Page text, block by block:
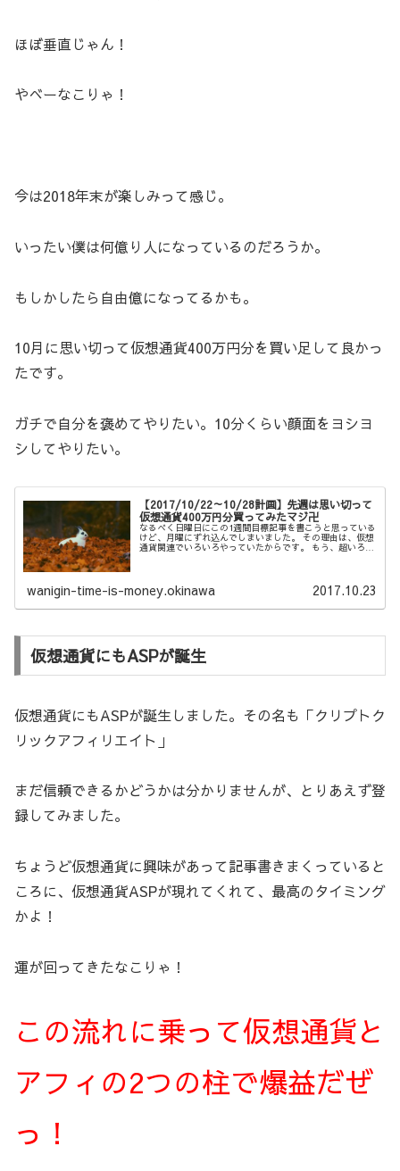
ほぼ垂直じゃん！
やべーなこりゃ！
今は2018年末が楽しみって感じ。
いったい僕は何億り人になっているのだろうか。
もしかしたら自由億になってるかも。
10月に思い切って仮想通貨400万円分を買い足して良かっ
たです。
ガチで自分を褒めてやりたい。10分くらい顔面をヨシヨ
シしてやりたい。
【2017/10/22～10/28計画】先週は思い切って
仮想通貨400万円分買ってみたマジ卍
なるべく日曜日にこの1週間目標記事を書こうと思っている
けど、月曜にずれ込んでしまいました。 その理由は、仮想
通貨関連でいろいろやっていたからです。 もう、超いろい
wanigin-time-is-money.okinawa 2017.10.23
仮想通貨にもASPが誕生
仮想通貨にもASPが誕生しました。その名も「クリプトク
リックアフィリエイト」
まだ信頼できるかどうかは分かりませんが、とりあえず登
録してみました。
ちょうど仮想通貨に興味があって記事書きまくっていると
ころに、仮想通貨ASPが現れてくれて、最高のタイミング
かよ！
運が回ってきたなこりゃ！
この流れに乗って仮想通貨と
アフィの2つの柱で爆益だぜ
っ！